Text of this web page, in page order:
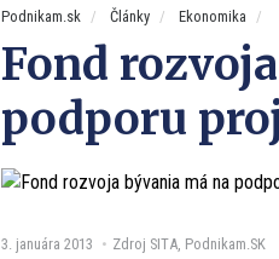
Podnikam.sk Články Ekonomika
Fond
podporu
3. januára 2013 Zdroj SITA, Podnikam.SK